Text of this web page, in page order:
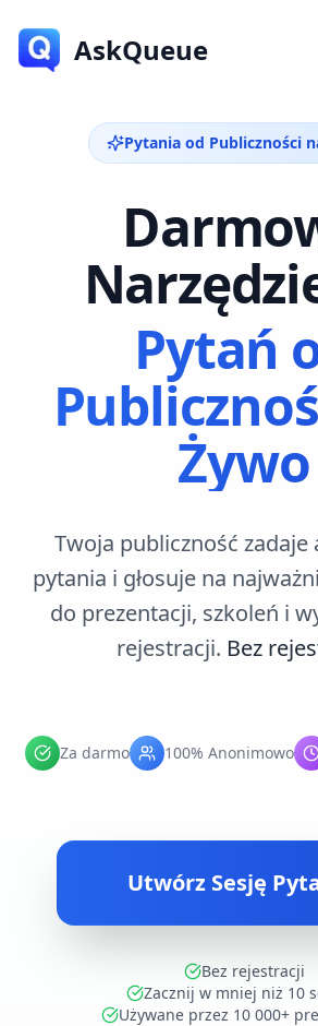
AskQueue
Pytania od Publiczności
Pytań
Żywo
Twoja publiczność
pytania i głosuje na
do prezentacji, szkoleń i
rejestracji. Bez
Za darmo 100% Anonimowo
Utwórz Sesję
Bez rejestracji
Zacznij w mniej niż 10
Używane przez 10 000+